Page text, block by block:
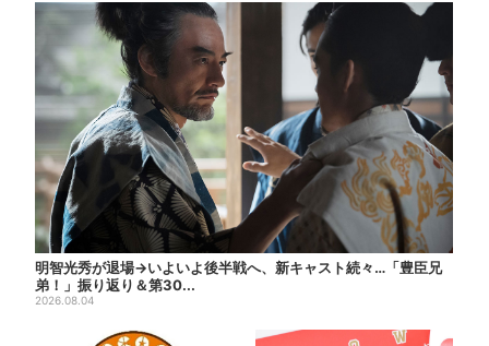
明智光秀が退場→いよいよ後半戦へ、新キャスト続々…「豊臣兄
弟！」振り返り＆第30...
2026.08.04